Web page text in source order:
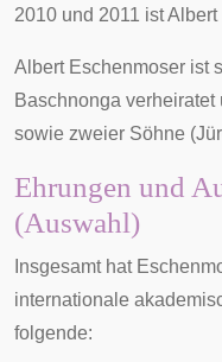
2010 und 2011 ist
Albert Eschenmoser ist
Baschnonga verheiratet
sowie zweier Söhne
Ehrungen und
(Auswahl)
Insgesamt hat
internationale
folgende: